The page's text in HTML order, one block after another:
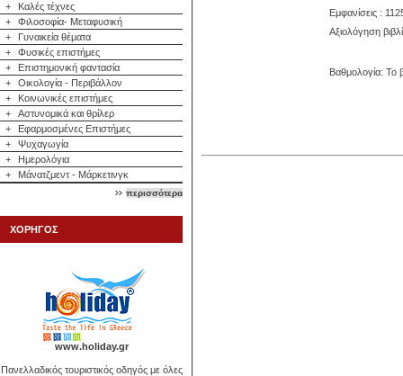
+
Καλές τέχνες
+
Φιλοσοφία- Μεταφυσική
+
Γυναικεία θέματα
+
Φυσικές επιστήμες
+
Επιστημονική φαντασία
+
Οικολογία - Περιβάλλον
+
Κοινωνικές επιστήμες
+
Αστυνομικά και θρίλερ
+
Εφαρμοσμένες Επιστήμες
+
Ψυχαγωγία
+
Ημερολόγια
+
Μάνατζμεντ - Μάρκετινγκ
περισσότερα
ΧΟΡΗΓΟΣ
www.holiday.gr
Πανελλαδικός τουριστικός οδηγός με όλες
Εμφανίσεις :
Αξιολόγηση
Βαθμολογία: Το